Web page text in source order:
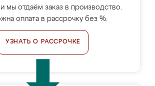
и мы отдаём заказ в производство.
оплата в рассрочку без %.
УЗНАТЬ О РАССРОЧКЕ